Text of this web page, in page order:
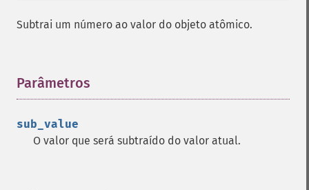
Subtrai um número ao valor do objeto atômico.
Parâmetros
sub_value
O valor que será subtraído do valor atual.